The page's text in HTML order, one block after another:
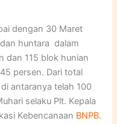
dengan 30 Maret
huntara dalam
dan 115 blok hunian
persen. Dari total
antaranya telah 100
selaku Plt. Kepala
Kebencanaan BNPB.